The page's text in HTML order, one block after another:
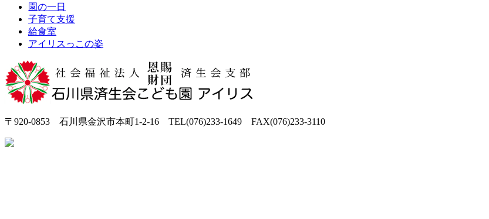
園の一日
子育て支援
給食室
アイリスっこの姿
〒920-0853 石川県金沢市本町1-2-16 TEL(076)233-1649 FAX(076)233-3110